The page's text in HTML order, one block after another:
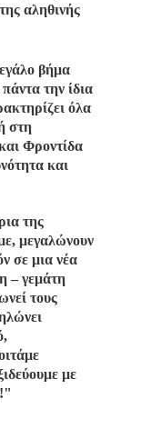
αληθινής
βήμα
την ίδια
όλα
στη
Φροντίδα
και
της
μεγαλώνουν
σε μια νέα
– γεμάτη
τους
με